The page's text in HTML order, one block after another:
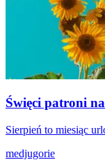
Święci patroni
Sierpień to miesiąc
medjugorie